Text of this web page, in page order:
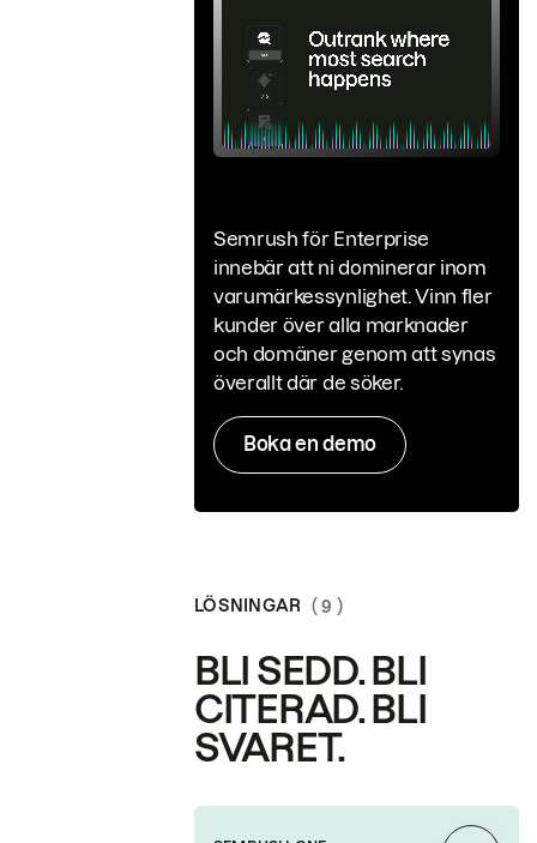
Semrush för Enterprise
innebär att ni dominerar inom
varumärkessynlighet. Vinn fler
kunder över alla marknader
och domäner genom att synas
överallt där de söker.
Boka en demo
LÖSNINGAR ( 9 )
BLI SEDD. BLI
CITERAD. BLI
SVARET.